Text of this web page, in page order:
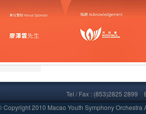
Tel / Fax : (853)2825 2899
Copyright 2010 Macao Youth Symphony Orchestra